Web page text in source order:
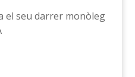
el seu darrer monòleg